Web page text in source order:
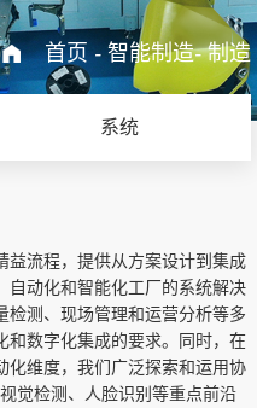
首页- 智能制造- 制造
系统
益流程，提供从方案设计到集成
自动化和智能化工厂的系统解决
检测、现场管理和运营分析等多
和数字化集成的要求。同时，在
化维度，我们广泛探索和运用协
觉检测、人脸识别等重点前沿